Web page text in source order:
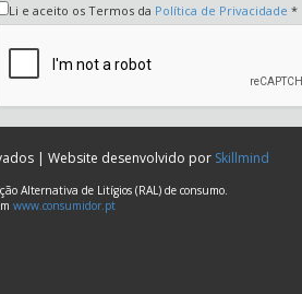
Li e aceito os Termos da Política de Privacidade *
| Website desenvolvido por Skillmind
Alternativa de Litígios (RAL) de consumo.
www.consumidor.pt